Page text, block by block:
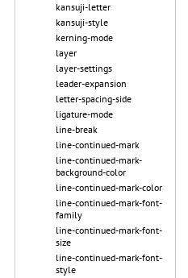
kansuji-letter
kansuji-style
kerning-mode
layer
layer-settings
leader-expansion
letter-spacing-side
ligature-mode
line-break
line-continued-mark
line-continued-mark-
background-color
line-continued-mark-color
line-continued-mark-font-
family
line-continued-mark-font-
size
line-continued-mark-font-
style